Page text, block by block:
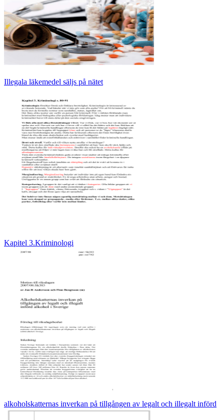
Illegala läkemedel säljs på nätet
Kapitel 3.Kriminologi
alkoholskatternas inverkan på tillgången av legalt och illegalt införd